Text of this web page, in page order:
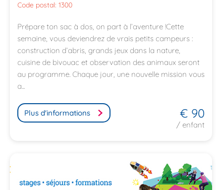
Code postal: 1300
Prépare ton sac à dos, on part à l’aventure !Cette
semaine, vous deviendrez de vrais petits campeurs :
construction d’abris, grands jeux dans la nature,
cuisine de bivouac et observation des animaux seront
au programme. Chaque jour, une nouvelle mission vous
a...
Plus d'informations € 90
/ enfant